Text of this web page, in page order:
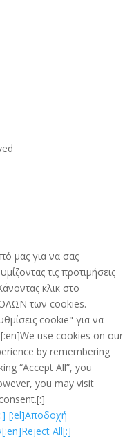
μας για να σας
τις προτιμήσεις
κλικ στο
των cookies.
cookie" για να
use cookies on our
by remembering
“Accept All”, you
you may visit
[:el]Αποδοχή
All[:]